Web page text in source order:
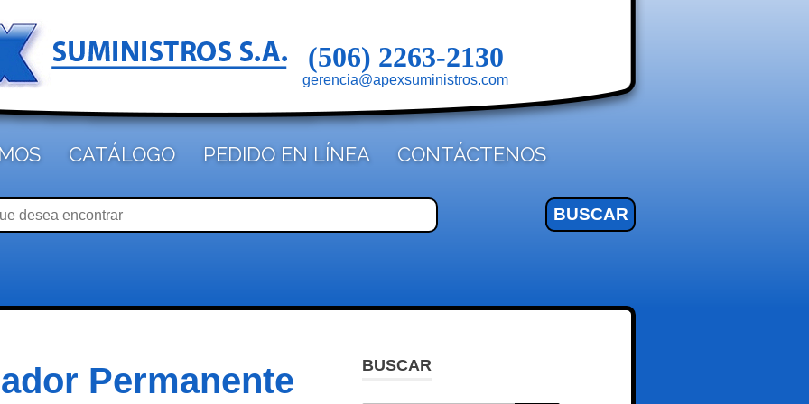
(506) 2263-2130
gerencia@apexsuministros.com
CATÁLOGO PEDIDO EN LÍNEA CONTÁCTENOS
Permanente
BUSCAR